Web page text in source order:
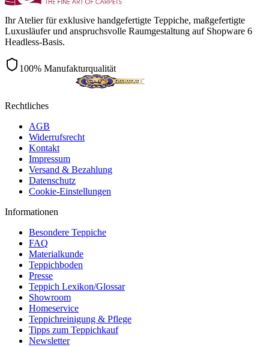
Ihr Atelier für exklusive handgefertigte Teppiche, maßgefertigte
Luxusläufer und anspruchsvolle Raumgestaltung auf Shopware 6
Headless-Basis.
100% Manufakturqualität
Rechtliches
AGB
Widerrufsrecht
Kontakt
Impressum
Versand & Bezahlung
Datenschutz
Cookie-Einstellungen
Informationen
Besondere Teppiche
FAQ
Materialkunde
Teppichboden
Presse
Teppich Lexikon/Glossar
Showroom
Homeservice
Teppichreinigung & Pflege
Tipps zum Teppichkauf
Newsletter